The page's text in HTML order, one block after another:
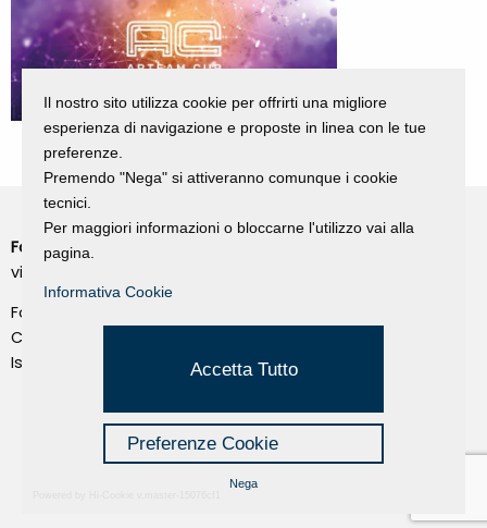
Fondazione Dino Zoli
viale Bologna 288, Forlì
Fondo dot. euro 285.000 i.v.
CF e P.IVA 03692820404
Isc.Reg Per.Giu. n. 10404
Il nostro sito utilizza cookie per offrirti una migliore
esperienza di navigazione e proposte in linea con le tue
preferenze.
Premendo "Nega" si attiveranno comunque i cookie
tecnici.
Per maggiori informazioni o bloccarne l'utilizzo vai alla
pagina.
Informativa Cookie
Accetta Tutto
Preferenze Cookie
Nega